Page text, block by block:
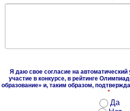
Я даю свое согласие на
участие в конкурсе, в рейтинге
образование» и, таким образом,
*
Да